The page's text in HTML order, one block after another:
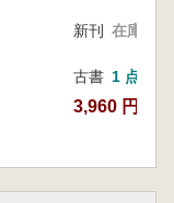
新刊 在庫なし
古書 1 点
3,960 円